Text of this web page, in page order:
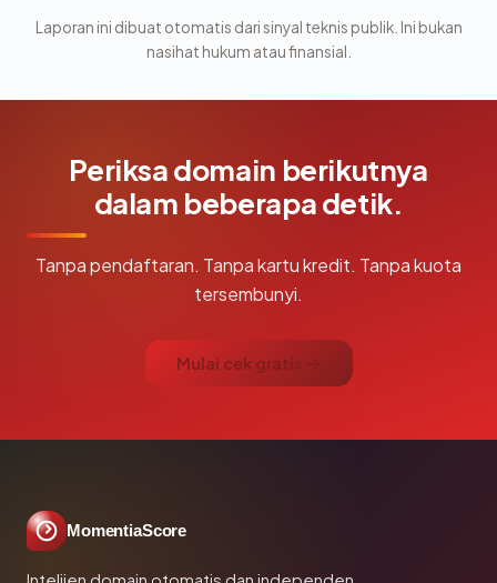
Laporan ini dibuat otomatis dari sinyal teknis publik. Ini bukan
nasihat hukum atau finansial.
Periksa domain berikutnya
dalam beberapa detik.
Tanpa pendaftaran. Tanpa kartu kredit. Tanpa kuota
tersembunyi.
Mulai cek gratis →
MomentiaScore